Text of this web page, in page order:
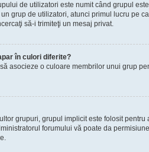
de utilizatori este numit când grupul
grup de utilizatori, atunci primul lucru pe
să-i trimiteţi un mesaj privat.
în culori diferite?
asocieze o culoare membrilor unui grup
grupuri, grupul implicit este folosit
forumului vă poate da